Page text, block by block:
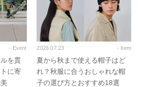
- Event
を貫
に寄
2026.07.23 - Item
夏から秋まで使える帽子はど
れ？秋服に合うおしゃれな帽
子の選び方とおすすめ18選